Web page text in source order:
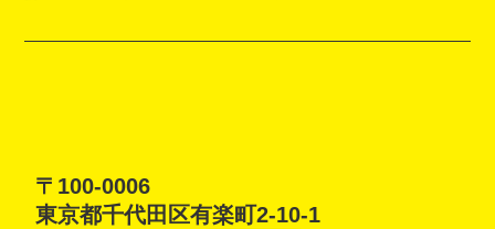
〒100-0006
東京都千代田区有楽町2-10-1